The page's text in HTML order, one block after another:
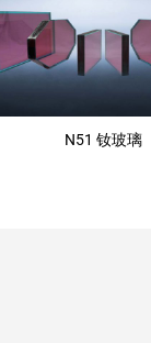
N51 钕玻璃